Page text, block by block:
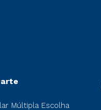
Múltipla Escolha